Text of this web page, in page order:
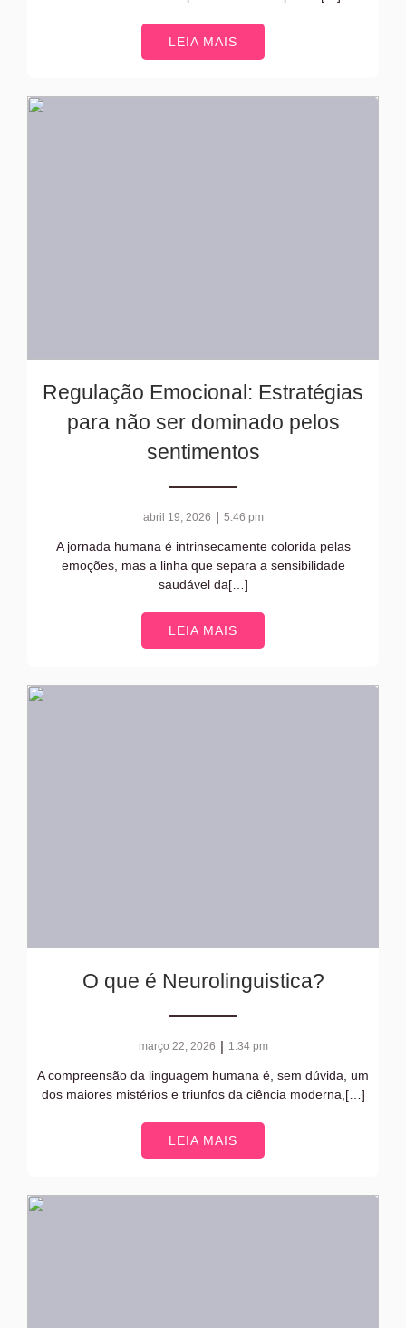
LEIA MAIS
Regulação Emocional: Estratégias
para não ser dominado pelos
sentimentos
abril 19, 2026 | 5:46 pm
A jornada humana é intrinsecamente colorida pelas
emoções, mas a linha que separa a sensibilidade
saudável da[…]
LEIA MAIS
O que é Neurolinguistica?
março 22, 2026 | 1:34 pm
A compreensão da linguagem humana é, sem dúvida, um
dos maiores mistérios e triunfos da ciência moderna,[…]
LEIA MAIS